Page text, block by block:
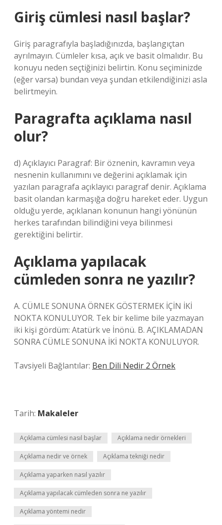
Giriş cümlesi nasıl başlar?
Giriş paragrafıyla başladığınızda, başlangıçtan
ayrılmayın. Cümleler kısa, açık ve basit olmalıdır. Bu
konuyu neden seçtiğinizi belirtin. Konu seçiminizde
(eğer varsa) bundan veya şundan etkilendiğinizi asla
belirtmeyin.
Paragrafta açıklama nasıl
olur?
d) Açıklayıcı Paragraf: Bir öznenin, kavramın veya
nesnenin kullanımını ve değerini açıklamak için
yazılan paragrafa açıklayıcı paragraf denir. Açıklama
basit olandan karmaşığa doğru hareket eder. Uygun
olduğu yerde, açıklanan konunun hangi yönünün
herkes tarafından bilindiğini veya bilinmesi
gerektiğini belirtir.
Açıklama yapılacak
cümleden sonra ne yazılır?
A. CÜMLE SONUNA ÖRNEK GÖSTERMEK İÇİN İKİ
NOKTA KONULUYOR. Tek bir kelime bile yazmayan
iki kişi gördüm: Atatürk ve İnönü. B. AÇIKLAMADAN
SONRA CÜMLE SONUNA İKİ NOKTA KONULUYOR.
Tavsiyeli Bağlantılar: Ben Dili Nedir 2 Örnek
Tarih: Makaleler
Açıklama cümlesi nasıl başlar Açıklama nedir örnekleri
Açıklama nedir ve örnek Açıklama tekniği nedir
Açıklama yaparken nasıl yazılır
Açıklama yapılacak cümleden sonra ne yazılır
Açıklama yöntemi nedir